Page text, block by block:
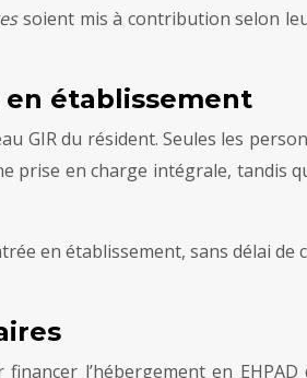
soient mis à contribution selon
en établissement
GIR du résident. Seules les
prise en charge intégrale,
en établissement, sans délai
l’hébergement en